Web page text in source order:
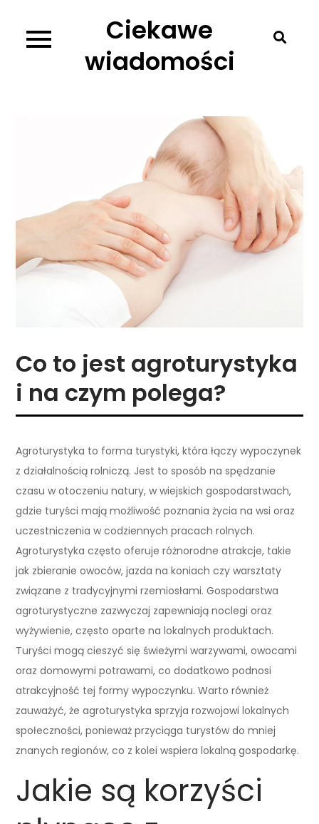
content
Ciekawe
wiadomości
Co to jest agroturystyka
i na czym polega?
Agroturystyka to forma turystyki, która łączy wypoczynek
z działalnością rolniczą. Jest to sposób na spędzanie
czasu w otoczeniu natury, w wiejskich gospodarstwach,
gdzie turyści mają możliwość poznania życia na wsi oraz
uczestniczenia w codziennych pracach rolnych.
Agroturystyka często oferuje różnorodne atrakcje, takie
jak zbieranie owoców, jazda na koniach czy warsztaty
związane z tradycyjnymi rzemiosłami. Gospodarstwa
agroturystyczne zazwyczaj zapewniają noclegi oraz
wyżywienie, często oparte na lokalnych produktach.
Turyści mogą cieszyć się świeżymi warzywami, owocami
oraz domowymi potrawami, co dodatkowo podnosi
atrakcyjność tej formy wypoczynku. Warto również
zauważyć, że agroturystyka sprzyja rozwojowi lokalnych
społeczności, ponieważ przyciąga turystów do mniej
znanych regionów, co z kolei wspiera lokalną gospodarkę.
Jakie są korzyści